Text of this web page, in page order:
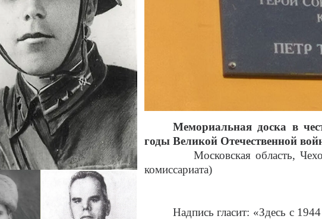
Мемориальная доска в
годы Великой Отечественной
Московская область, Чехов,
комиссариата)
Надпись гласит: «Здесь с